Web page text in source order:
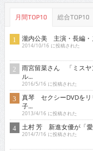
月間TOP10 総合TOP10
瀧内公美 主演・長編・
2014/10/16 に投稿された
雨宮留菜さん 「ミスヤ
ル...
2016/5/16 に投稿された
真琴 セクシーDVDをリ
子...
2013/4/16 に投稿された
土村 芳 新進女優が「
2014/7/16 に投稿された